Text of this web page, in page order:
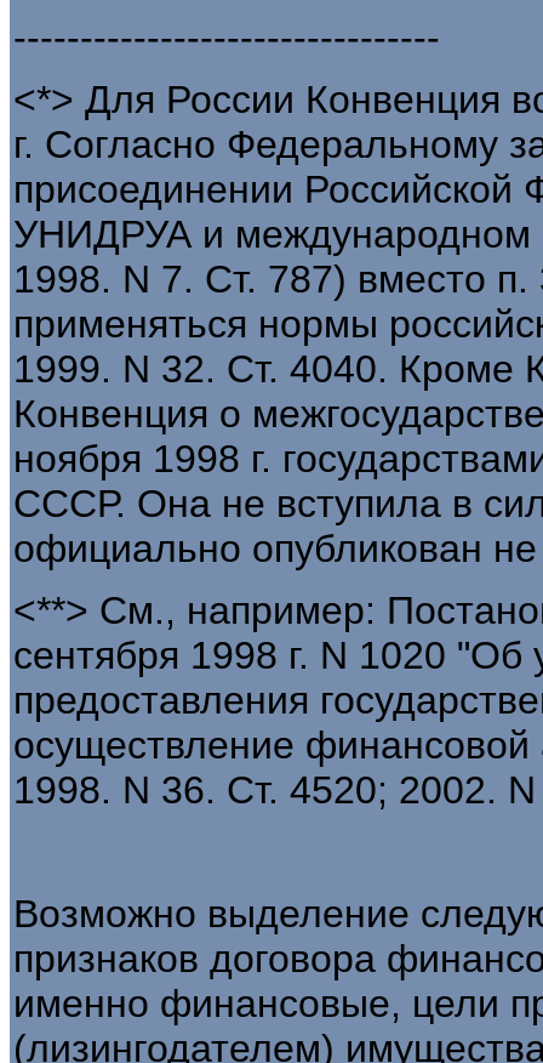
--------------------------------
<*> Для России Конвенция
г. Согласно Федеральному
присоединении Российской
УНИДРУА и международном
1998. N 7. Ст. 787) вместо п.
применяться нормы
1999. N 32. Ст. 4040. Кроме
Конвенция о
ноября 1998 г.
СССР. Она не вступила в
официально опубликован
<**> См., например:
сентября 1998 г. N 1020
предоставления
осуществление
1998. N 36. Ст. 4520; 2002.
Возможно выделение
признаков договора
именно финансовые, цели
(лизингодателем)